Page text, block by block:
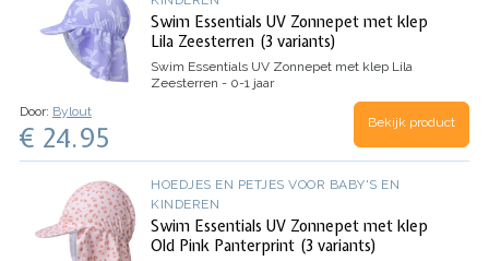
Swim Essentials UV Zonnepet met klep
Lila Zeesterren (3 variants)
Swim Essentials UV Zonnepet met klep Lila
Zeesterren - 0-1 jaar
Door: Bylout
€ 24.95 Bekijk product
HOEDJES EN PETJES VOOR BABY'S EN
KINDEREN
Swim Essentials UV Zonnepet met klep
Old Pink Panterprint (3 variants)